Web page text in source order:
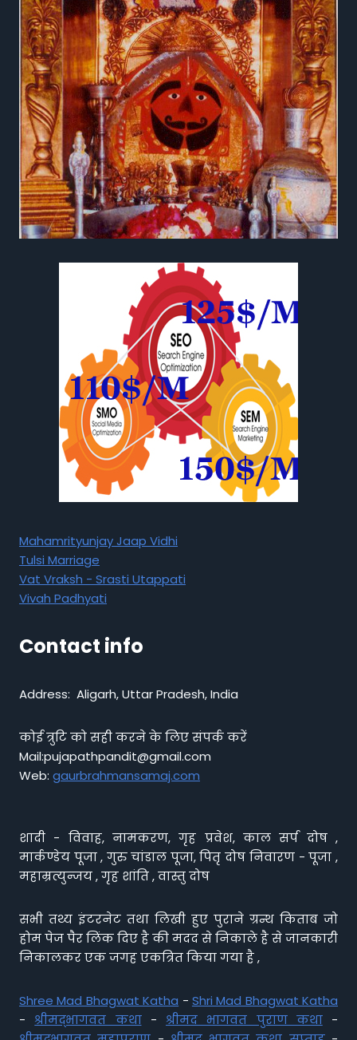
Mahamrityunjay Jaap Vidhi
Tulsi Marriage
Vat Vraksh - Srasti Utappati
Vivah Padhyati
Contact info
Address: Aligarh, Uttar Pradesh, India
कोई त्रुटि को सही करने के लिए संपर्क करें
Mail:pujapathpandit@gmail.com
Web: gaurbrahmansamaj.com
शादी - विवाह, नामकरण, गृह प्रवेश, काल सर्प दोष ,
मार्कण्डेय पूजा , गुरु चांडाल पूजा, पितृ दोष निवारण - पूजा ,
महाम्रत्युन्जय , गृह शांति , वास्तु दोष
सभी तथ्य इंटरनेट तथा लिखी हुए पुराने ग्रन्थ किताब जो
होम पेज पैर लिंक दिए है की मदद से निकाले है से जानकारी
निकालकर एक जगह एकत्रित किया गया है ,
Shree Mad Bhagwat Katha - Shri Mad Bhagwat Katha
- श्रीमद्भागवत कथा- श्रीमद भागवत पुराण कथा-